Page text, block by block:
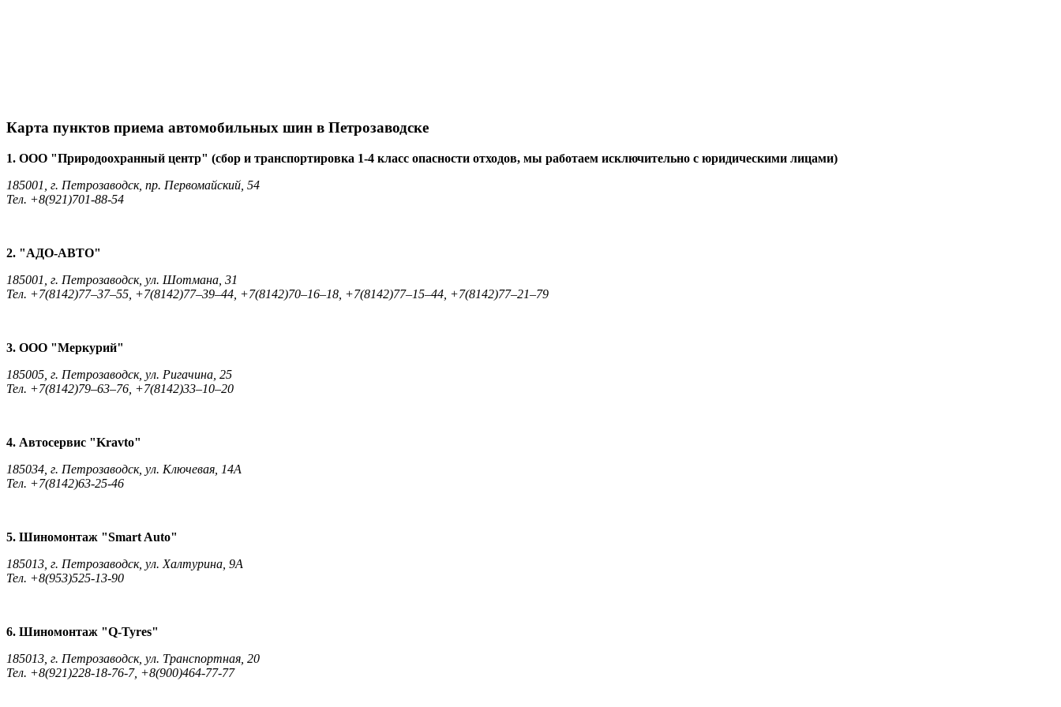
Карта пунктов приема автомобильных шин в Петрозаводске
1. ООО "Природоохранный центр" (сбор и транспортировка 1-4 класс опасности отходов, мы работаем исключительно с юридическими лицами)
185001, г. Петрозаводск, пр. Первомайский, 54
Тел. +8(921)701-88-54
2. "АДО-АВТО"
185001, г. Петрозаводск, ул. Шотмана, 31
Тел. +7(8142)77–37–55, +7(8142)77–39–44, +7(8142)70–16–18, +7(8142)77–15–44, +7(8142)77–21–79
3. ООО "Меркурий"
185005, г. Петрозаводск, ул. Ригачина, 25
Тел. +7(8142)79–63–76, +7(8142)33–10–20
4. Автосервис "Kravto"
185034, г. Петрозаводск, ул. Ключевая, 14А
Тел. +7(8142)63-25-46
5. Шиномонтаж "Smart Auto"
185013, г. Петрозаводск, ул. Халтурина, 9А
Тел. +8(953)525-13-90
6. Шиномонтаж "Q-Tyres"
185013, г. Петрозаводск, ул. Транспортная, 20
Тел. +8(921)228-18-76-7, +8(900)464-77-77